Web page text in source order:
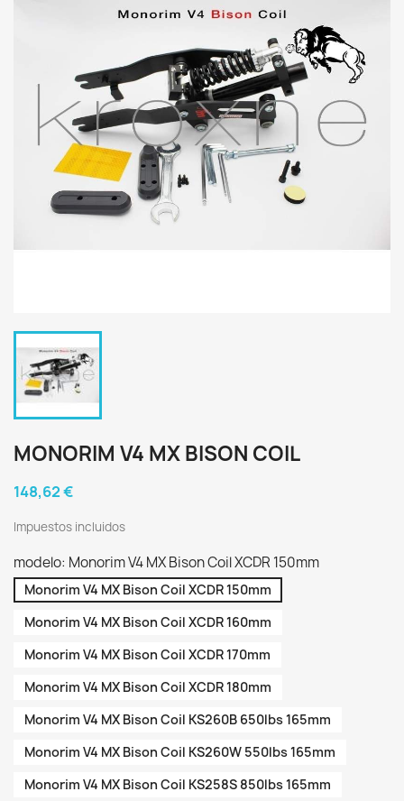
MONORIM V4 MX BISON COIL
148,62 €
Impuestos incluidos
modelo: Monorim V4 MX Bison Coil XCDR 150mm
Monorim V4 MX Bison Coil XCDR 150mm
Monorim V4 MX Bison Coil XCDR 160mm
Monorim V4 MX Bison Coil XCDR 170mm
Monorim V4 MX Bison Coil XCDR 180mm
Monorim V4 MX Bison Coil KS260B 650lbs 165mm
Monorim V4 MX Bison Coil KS260W 550lbs 165mm
Monorim V4 MX Bison Coil KS258S 850lbs 165mm